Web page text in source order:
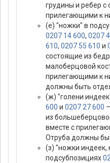
грудины и ребер с
прилегающими к
(е) "ножки" в
0207 14 600, 0207
610, 0207 55 610 и
состоящие из
малоберцовой
прилегающими к
должны быть
(ж) "голени
600 и 0207 27 600
из
вместе с
Отруба должны
(з) "ножки индеек,
подсубпозициях